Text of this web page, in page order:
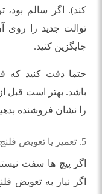
کند). اگر سالم بود،
توالت جدید را روی
جایگزین کنید.
حتما دقت کنید که
باشد. بهتر است قبل
را نشان فروشنده
5. تعمیر یا تعویض فلنج (در صورت لزوم)
اگر پیچ ها سفت
اگر نیاز به تعویض